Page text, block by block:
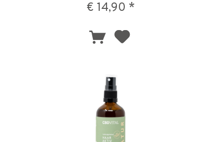
€ 14,90 *